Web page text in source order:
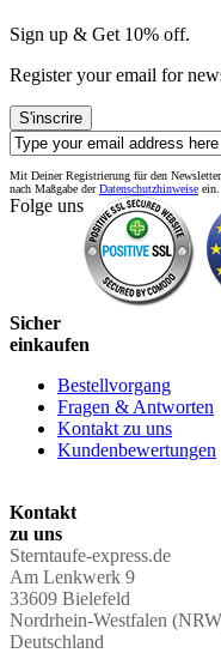
Sign up & Get 10% off.
Register your email for
S'inscrire
Mit Deiner Registrierung für den
nach Maßgabe derDatenschutzhinweise ein.
Folge uns
Sicher
einkaufen
Bestellvorgang
Fragen & Antworten
Kontakt zu uns
Kundenbewertungen
Kontakt
zu uns
Sterntaufe-express.de
Am Lenkwerk 9
33609 Bielefeld
Nordrhein-Westfalen
Deutschland